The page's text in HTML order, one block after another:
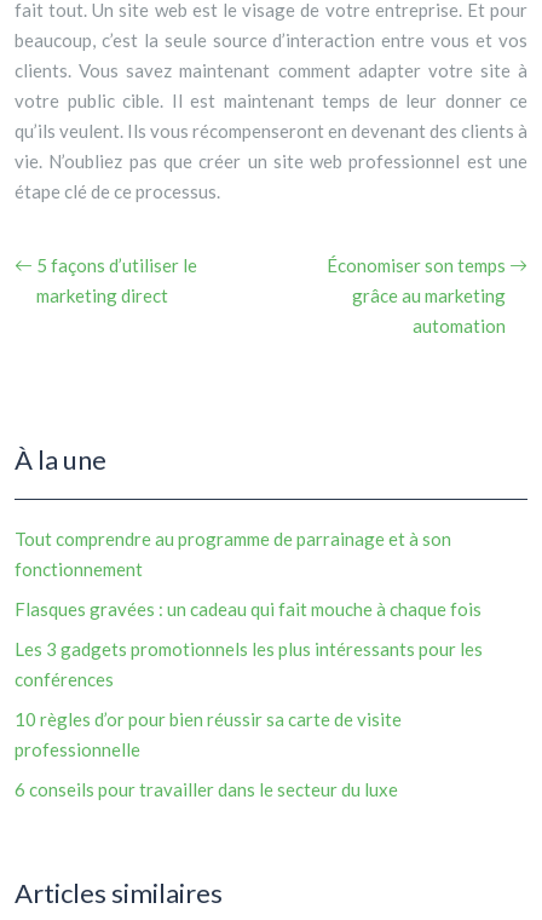
fait tout. Un site web est le visage de votre entreprise. Et pour
beaucoup, c’est la seule source d’interaction entre vous et vos
clients. Vous savez maintenant comment adapter votre site à
votre public cible. Il est maintenant temps de leur donner ce
qu’ils veulent. Ils vous récompenseront en devenant des clients à
vie. N’oubliez pas que créer un site web professionnel est une
étape clé de ce processus.
5 façons d’utiliser le
marketing direct
Économiser son temps
grâce au marketing
automation
À la une
Tout comprendre au programme de parrainage et à son
fonctionnement
Flasques gravées : un cadeau qui fait mouche à chaque fois
Les 3 gadgets promotionnels les plus intéressants pour les
conférences
10 règles d’or pour bien réussir sa carte de visite
professionnelle
6 conseils pour travailler dans le secteur du luxe
Articles similaires